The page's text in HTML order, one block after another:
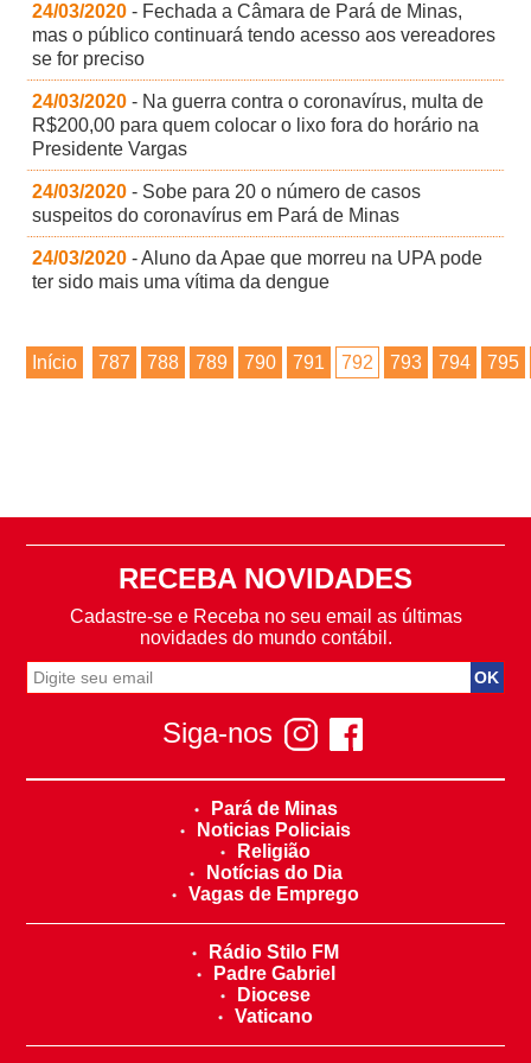
24/03/2020 - Fechada a Câmara de Pará de Minas,
mas o público continuará tendo acesso aos vereadores
se for preciso
24/03/2020 - Na guerra contra o coronavírus, multa de
R$200,00 para quem colocar o lixo fora do horário na
Presidente Vargas
24/03/2020 - Sobe para 20 o número de casos
suspeitos do coronavírus em Pará de Minas
24/03/2020 - Aluno da Apae que morreu na UPA pode
ter sido mais uma vítima da dengue
Início 787 788 789 790 791 792 793 794 795
RECEBA NOVIDADES
Cadastre-se e Receba no seu email as últimas
novidades do mundo contábil.
Siga-nos
Pará de Minas
Noticias Policiais
Religião
Notícias do Dia
Vagas de Emprego
Rádio Stilo FM
Padre Gabriel
Diocese
Vaticano